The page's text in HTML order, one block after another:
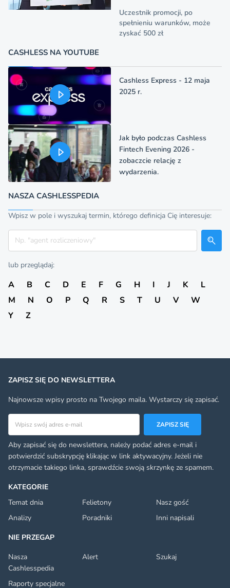
Uczestnik promocji, po
spełnieniu warunków, może
zyskać 500 zł
CASHLESS NA YOUTUBE
Cashless Express - 12 maja
2025 r.
Jak było podczas Cashless
Fintech Evening 2026 -
zobaczcie relację z
wydarzenia.
NASZA CASHLESSPEDIA
Wpisz w pole i wyszukaj termin, którego definicja Cię interesuje:
Szukaj
lub przeglądaj:
A B C D E F G H I J K
L
M
N O P Q R S T U V
W
Y
Z
KATEGORIE
Temat dnia
Felietony
Nasz gość
Analizy
Poradniki
Inni napisali
NIE PRZEGAP
Nasza
Cashlesspedia
Alert Szukaj
Raporty specjalne
ZAPISZ SIĘ DO NEWSLETTERA
Najnowsze wpisy prosto na Twojego maila. Wystarczy się zapisać.
Adres email
ZAPISZ SIĘ
Aby zapisać się do newslettera, należy podać adres e-mail i
potwierdzić subskrypcję klikając w link aktywacyjny. Jeżeli nie
otrzymacie takiego linka, sprawdźcie swoją skrzynkę ze spamem.